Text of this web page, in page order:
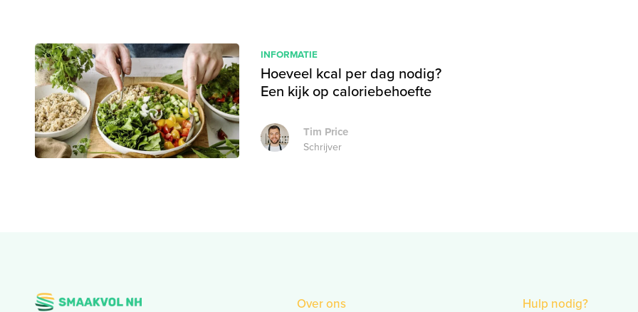
INFORMATIE
Hoeveel kcal per dag nodig?
Een kijk op caloriebehoefte
Tim Price
Schrijver
Over ons Hulp nodig?